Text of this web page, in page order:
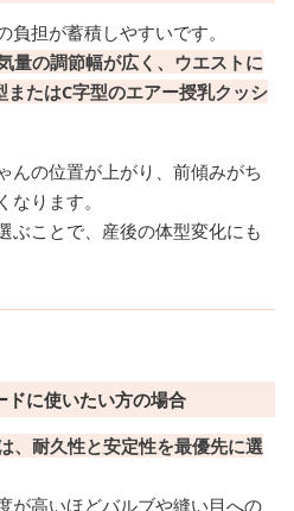
担が蓄積しやすいです。
量の調節幅が広く、ウエストに
たはC字型のエアー授乳クッシ
んの位置が上がり、前傾みがち
ります。
ぶことで、産後の体型変化にも
ドに使いたい方の場合
、耐久性と安定性を最優先に選
が高いほどバルブや縫い目への